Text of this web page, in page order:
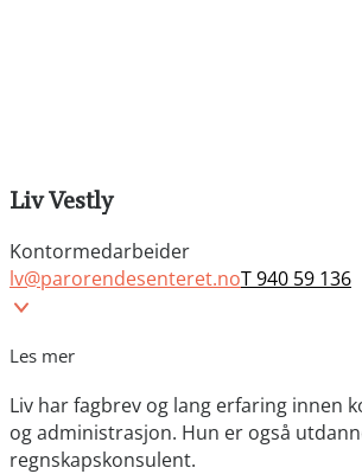
Liv Vestly
Kontormedarbeider
lv@parorendesenteret.noT 940 59 136
Les mer
Liv har fagbrev og lang erfaring innen
og administrasjon. Hun er også
regnskapskonsulent.